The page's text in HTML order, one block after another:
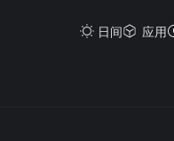
日间 应用